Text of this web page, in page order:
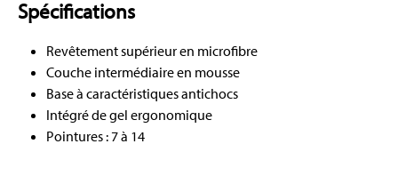
Spécifications
Revêtement supérieur en microfibre
Couche intermédiaire en mousse
Base à caractéristiques antichocs
Intégré de gel ergonomique
Pointures : 7 à 14